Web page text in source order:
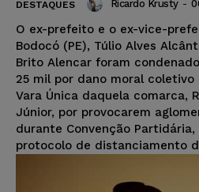
DESTAQUES Ricardo Krusty -
O ex-prefeito e o ex-vice-
Bodocó (PE), Túlio Alves
Brito Alencar foram
25 mil por dano moral
Vara Única daquela comarca,
Júnior, por provocarem
durante Convenção
protocolo de distanciamento